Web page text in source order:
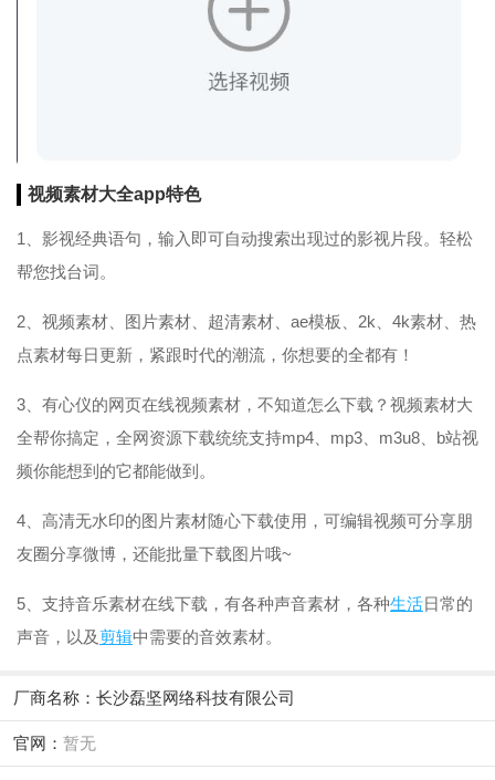
视频素材大全app特色
1、影视经典语句，输入即可自动搜索出现过的影视片段。轻松
帮您找台词。
2、视频素材、图片素材、超清素材、ae模板、2k、4k素材、热
点素材每日更新，紧跟时代的潮流，你想要的全都有！
3、有心仪的网页在线视频素材，不知道怎么下载？视频素材大
全帮你搞定，全网资源下载统统支持mp4、mp3、m3u8、b站视
频你能想到的它都能做到。
4、高清无水印的图片素材随心下载使用，可编辑视频可分享朋
友圈分享微博，还能批量下载图片哦~
5、支持音乐素材在线下载，有各种声音素材，各种生活日常的
声音，以及剪辑中需要的音效素材。
厂商名称： 长沙磊坚网络科技有限公司
官网： 暂无